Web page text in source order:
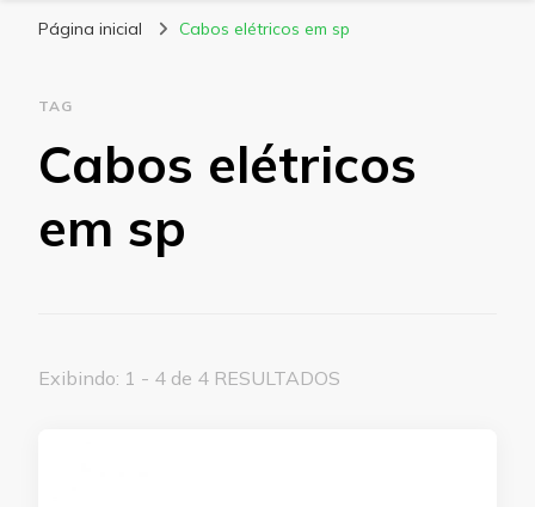
Página inicial Cabos elétricos em sp
TAG
Cabos elétricos
em sp
Exibindo: 1 - 4 de 4 RESULTADOS